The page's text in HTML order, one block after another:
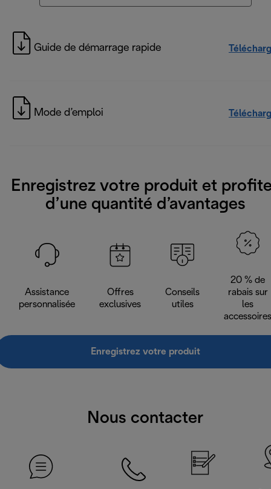
Guide de démarrage rapide
Mode d’emploi
Enregistrez votre produit et
d’une quantité d’avantages
Assistance
personnalisée
Offres
exclusives
Conseils
utiles
20 % de
rabais sur
les
accessoires
Enregistrez votre produit
Nous contacter